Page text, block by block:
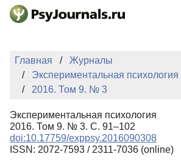
Перейти к основному содержанию
НОВОСТИ
КЛЮЧЕВЫЕ СЛОВА
Регистрация
Главная
Журналы
Экспериментальная психология
2016. Том 9. № 3
Экспериментальная психология
2016. Том 9. № 3. С. 91–102
doi:10.17759/exppsy.2016090308
ISSN: 2072-7593 / 2311-7036 (online)